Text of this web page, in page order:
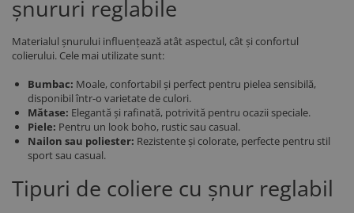
șnururi reglabile
Materialul șnurului influențează atât aspectul, cât și confortul
colierului. Cele mai utilizate sunt:
Bumbac: Moale, confortabil și perfect pentru pielea sensibilă,
disponibil într-o varietate de culori.
Mătase: Elegantă și rafinată, potrivită pentru ocazii speciale.
Piele: Pentru un look boho, rustic sau casual.
Nailon sau poliester: Rezistente și colorate, perfecte pentru stil
sport sau casual.
Tipuri de coliere cu șnur reglabil